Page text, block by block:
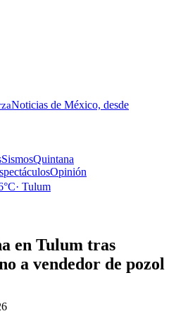
Noticias de México, desde
SismosQuintana
Opinión
°C· Tulum
en Tulum tras
a vendedor de pozol